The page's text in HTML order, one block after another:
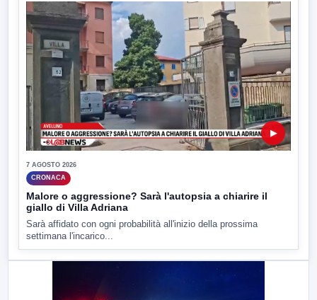
▶
7 AGOSTO 2026
CRONACA
Malore o aggressione? Sarà l'autopsia a chiarire il
giallo di Villa Adriana
Sarà affidato con ogni probabilità all'inizio della prossima
settimana l'incarico...